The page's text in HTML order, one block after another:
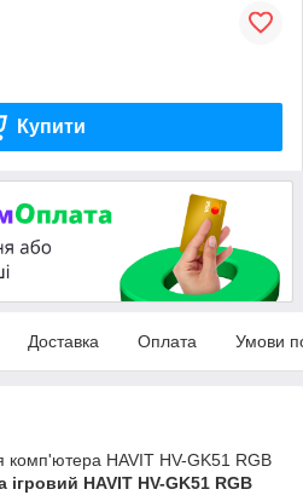
Купити
Доставка Оплата Умови
HAVIT HV-GK51 RGB
HAVIT HV-GK51 RGB